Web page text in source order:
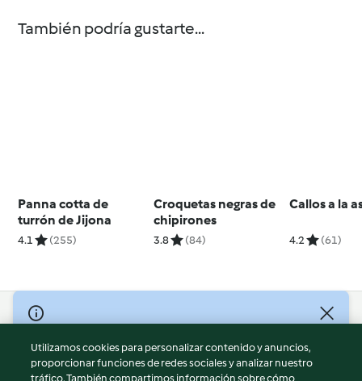
También podría gustarte...
Panna cotta de
turrón de Jijona
4.1 (255)
Croquetas negras de
chipirones
3.8 (84)
Callos a la
4.2 (61)
© Copyright 2026
Términos de uso
Política de privacidad
Utilizamos cookies para personalizar contenido y anuncios,
proporcionar funciones de redes sociales y analizar nuestro
tráfico. También compartimos información sobre cómo